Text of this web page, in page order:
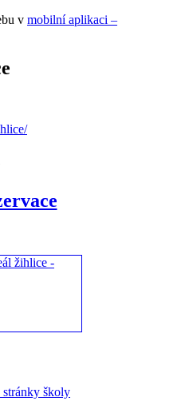
v mobilní aplikaci –
stránky školy